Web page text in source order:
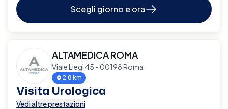
Scegli giorno e ora
ALTAMEDICA ROMA
Viale Liegi 45 - 00198 Roma
2.8 km
Visita Urologica
Vedi altre prestazioni